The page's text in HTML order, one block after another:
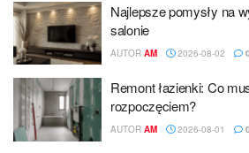
Najlepsze pomysły na
salonie
AUTOR AM 2026-08-02 0
Remont łazienki: Co
rozpoczęciem?
AUTOR AM 2026-08-01 0